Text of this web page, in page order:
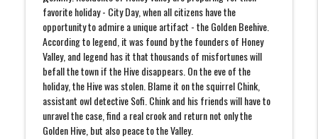
favorite holiday - City Day, when all citizens have the
opportunity to admire a unique artifact - the Golden Beehive.
According to legend, it was found by the founders of Honey
Valley, and legend has it that thousands of misfortunes will
befall the town if the Hive disappears. On the eve of the
holiday, the Hive was stolen. Blame it on the squirrel Chink,
assistant owl detective Sofi. Chink and his friends will have to
unravel the case, find a real crook and return not only the
Golden Hive, but also peace to the Valley.